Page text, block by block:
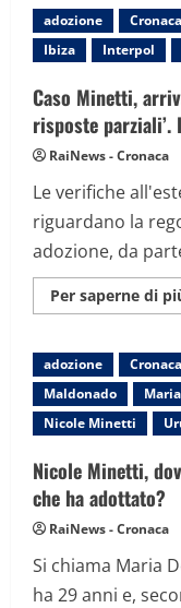
adozione Cronaca
Ibiza
Interpol
Caso Minetti,
risposte parziali’.
RaiNews - Cronaca
Le verifiche
riguardano la
adozione, da
Per saperne di
adozione Cronaca
Maldonado
Nicole Minetti
Nicole Minetti,
che ha adottato?
RaiNews - Cronaca
Si chiama Maria
ha 29 anni e,